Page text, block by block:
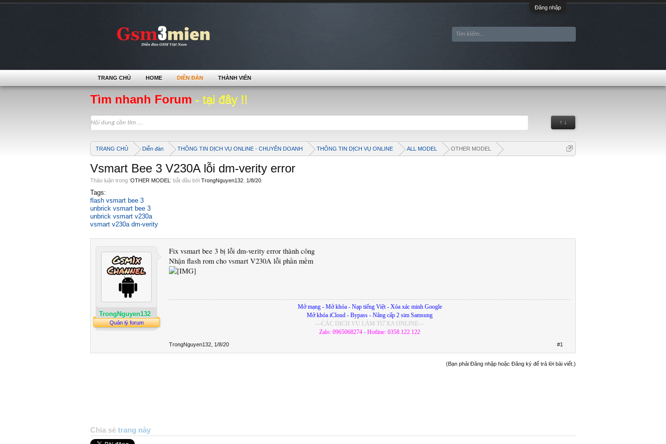
Đăng nhập
Tìm nhanh Forum - tại đây !!
↑ ↓
TRANG CHỦ Diễn đàn THÔNG TIN DỊCH VỤ ONLINE - CHUYÊN DOANH THÔNG TIN DỊCH VỤ ONLINE ALL MODEL OTHER MODEL
Vsmart Bee 3 V230A lỗi dm-verity error
Thảo luận trong 'OTHER MODEL ' bắt đầu bởi TrongNguyen132 1/8/20
Tags:
flash vsmart bee 3
unbrick vsmart bee 3
unbrick vsmart v230a
vsmart v230a dm-verity
TrongNguyen132
Quản lý forum
Fix vsmart bee 3 bị lỗi dm-verity error thành công
Nhận flash rom cho vsmart V230A lỗi phần mềm
Mở mạng - Mở khóa - Nạp tiếng Việt - Xóa xác minh Google
Mở khóa iCloud - Bypass - Nâng cấp 2 sim Samsung
---CÁC DỊCH VỤ LÀM TỪ XA ONLINE---
Zalo: 0965068274 - Hotline: 0358.122.122
TrongNguyen132 1/8/20 #1
(Bạn phải Đăng nhập hoặc Đăng ký để trả lời bài viết.)
Chia sẻ trang này
TRANG CHỦ HOME DIỄN ĐÀN THÀNH VIÊN